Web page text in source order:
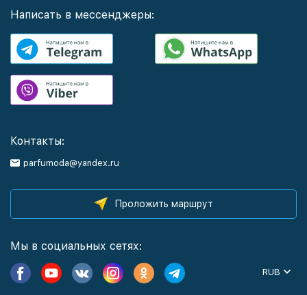
Написать в мессенджеры:
Контакты:
parfumoda@yandex.ru
Проложить маршрут
Мы в социальных сетях:
RUB